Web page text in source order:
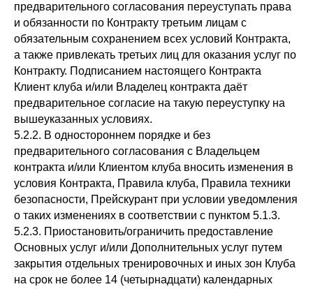
предварительного согласования переуступать права
и обязанности по Контракту третьим лицам с
обязательным сохранением всех условий Контракта,
а также привлекать третьих лиц для оказания услуг по
Контракту. Подписанием настоящего Контракта
Клиент клуба и/или Владелец контракта даёт
предварительное согласие на такую переуступку на
вышеуказанных условиях.
5.2.2. В одностороннем порядке и без
предварительного согласования с Владельцем
контракта и/или Клиентом клуба вносить изменения в
условия Контракта, Правила клуба, Правила техники
безопасности, Прейскурант при условии уведомления
о таких изменениях в соответствии с пунктом 5.1.3.
5.2.3. Приостановить/ограничить предоставление
Основных услуг и/или Дополнительных услуг путем
закрытия отдельных тренировочных и иных зон Клуба
на срок не более 14 (четырнадцати) календарных